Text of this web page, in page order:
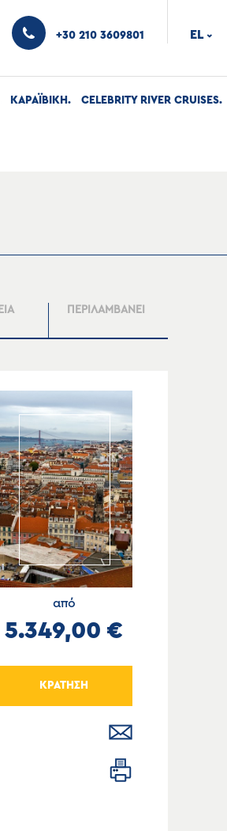
+30 210 3609801 EL ›
ΚΑΡΑΪΒΙΚΗ CELEBRITY RIVER CRUISES
ΠΕΡΙΛΑΜΒΑΝΕΙ
από
5.349,00 €
ΚΡΑΤΗΣΗ